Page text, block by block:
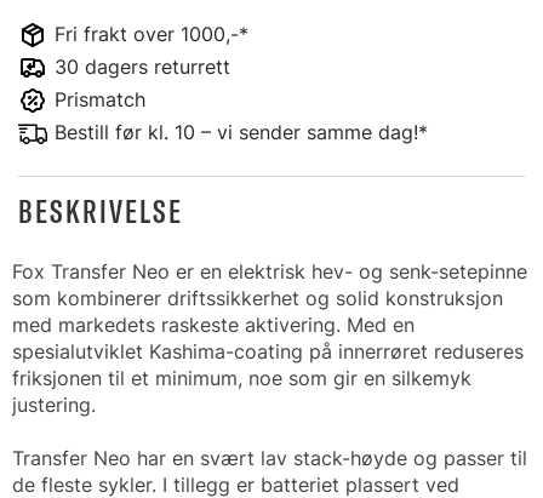
Fri frakt over 1000,-*
30 dagers returrett
Prismatch
Bestill før kl. 10 – vi sender samme dag!*
BESKRIVELSE
Fox Transfer Neo er en elektrisk hev- og senk-setepinne
som kombinerer driftssikkerhet og solid konstruksjon
med markedets raskeste aktivering. Med en
spesialutviklet Kashima-coating på innerrøret reduseres
friksjonen til et minimum, noe som gir en silkemyk
justering.
Transfer Neo har en svært lav stack-høyde og passer til
de fleste sykler. I tillegg er batteriet plassert ved